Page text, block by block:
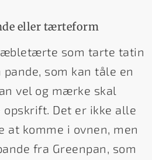
eller tærteform
æbletærte som tarte tatin
som kan tåle en
vel og mærke skal
Det er ikke alle
at komme i ovnen, men
fra Greenpan, som